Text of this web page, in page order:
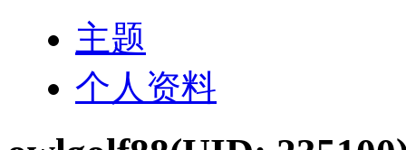
主题
个人资料